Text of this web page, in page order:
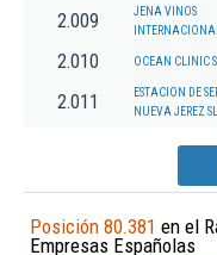
2.009
JENA VINOS
2.010 OCEAN CLINIC
2.011
ESTACION DE
NUEVA JEREZ
Posición 80.381 en el
Empresas Españolas